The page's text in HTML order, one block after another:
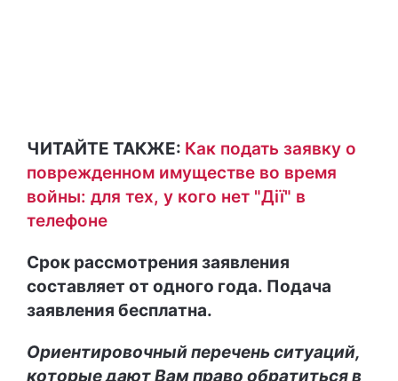
ЧИТАЙТЕ ТАКЖЕ: Как подать заявку о
поврежденном имуществе во время
войны: для тех, у кого нет "Дії" в
телефоне
Срок рассмотрения заявления
составляет от одного года. Подача
заявления бесплатна.
Ориентировочный перечень ситуаций,
которые дают Вам право обратиться в